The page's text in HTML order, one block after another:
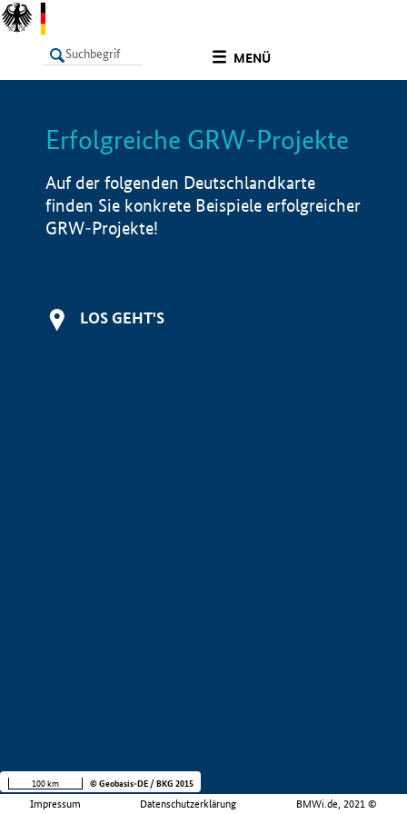
MENÜ
LISTE Info
Erfolgreiche GRW-Projekte
Auf der folgenden Deutschlandkarte
finden Sie konkrete Beispiele erfolgreicher
GRW-Projekte!
LOS GEHT'S
Impressum Datenschutzerklärung BMWi.de, 2021 ©
100 km © Geobasis-DE / BKG 2015